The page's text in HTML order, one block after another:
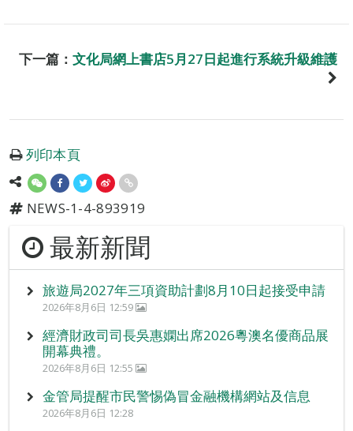
下一篇： 文化局網上書店5月27日起進行系統升級維護
列印本頁
NEWS-1-4-893919
最新新聞
旅遊局2027年三項資助計劃8月10日起接受申請
2026年8月6日 12:59
經濟財政司司長吳惠嫻出席2026粵澳名優商品展
開幕典禮。
2026年8月6日 12:55
金管局提醒市民警惕偽冒金融機構網站及信息
2026年8月6日 12:28